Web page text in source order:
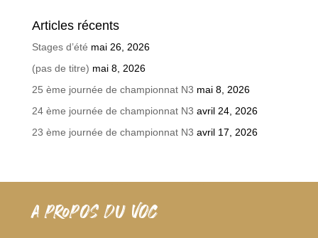
Articles récents
Stages d’été mai 26, 2026
(pas de titre) mai 8, 2026
25 ème journée de championnat N3 mai 8, 2026
24 ème journée de championnat N3 avril 24, 2026
23 ème journée de championnat N3 avril 17, 2026
A PROPOS DU VOC